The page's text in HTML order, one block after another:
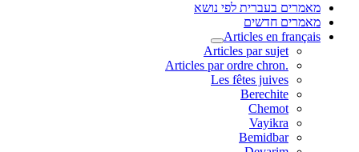
מאמרים בעברית לפי נושא
מאמרים חדשים
Articles en français
Articles par sujet
.Articles par ordre chron
Les fêtes juives
Berechite
Chemot
Vayikra
Bemidbar